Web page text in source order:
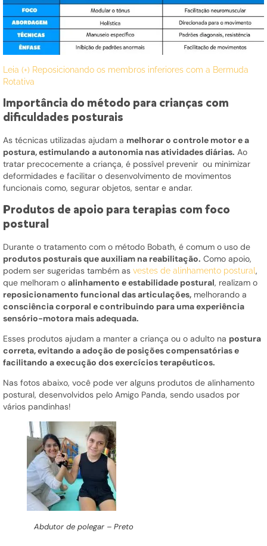
Leia (+) Reposicionando os membros inferiores com a Bermuda
Rotativa
Importância do método para crianças com
dificuldades posturais
As técnicas utilizadas ajudam a melhorar o controle motor e a
postura, estimulando a autonomia nas atividades diárias. Ao
tratar precocemente a criança, é possível prevenir ou minimizar
deformidades e facilitar o desenvolvimento de movimentos
funcionais como, segurar objetos, sentar e andar.
Produtos de apoio para terapias com foco
postural
Durante o tratamento com o método Bobath, é comum o uso de
produtos posturais que auxiliam na reabilitação. Como apoio,
podem ser sugeridas também as vestes de alinhamento postural,
que melhoram o alinhamento e estabilidade postural, realizam o
reposicionamento funcional das articulações, melhorando a
consciência corporal e contribuindo para uma experiência
sensório-motora mais adequada.
Esses produtos ajudam a manter a criança ou o adulto na postura
correta, evitando a adoção de posições compensatórias e
facilitando a execução dos exercícios terapêuticos.
Nas fotos abaixo, você pode ver alguns produtos de alinhamento
postural, desenvolvidos pelo Amigo Panda, sendo usados por
vários pandinhas!
Abdutor de polegar – Preto